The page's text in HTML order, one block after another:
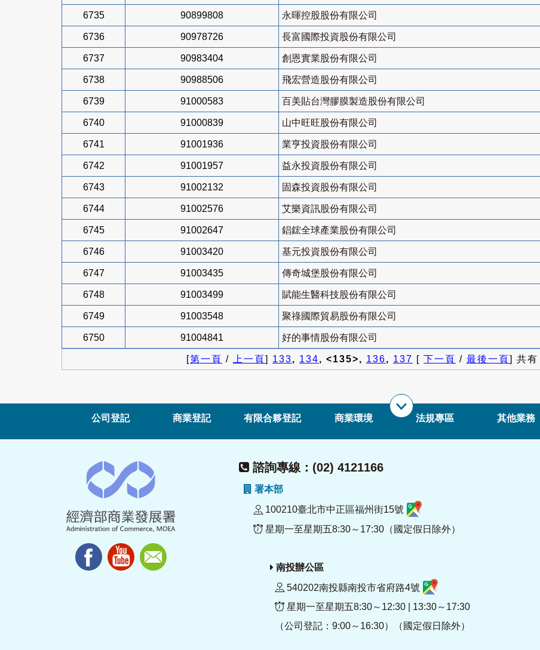
6735 90899808 永暉控股股份有限公司
6736 90978726 長富國際投資股份有限公司
6737 90983404 創恩實業股份有限公司
6738 90988506 飛宏營造股份有限公司
6739 91000583 百美貼台灣膠膜製造股份有限公司
6740 91000839 山中旺旺股份有限公司
6741 91001936 業亨投資股份有限公司
6742 91001957 益永投資股份有限公司
6743 91002132 固森投資股份有限公司
6744 91002576 艾樂資訊股份有限公司
6745 91002647 錩鋐全球產業股份有限公司
6746 91003420 基元投資股份有限公司
6747 91003435 傳奇城堡股份有限公司
6748 91003499 賦能生醫科技股份有限公司
6749 91003548 聚祿國際貿易股份有限公司
6750 91004841 好的事情股份有限公司
[第一頁 / 上一頁] 133, 134, <135>, 136, 137 [ 下一頁 / 最後一頁] 共有
公司登記 商業登記 有限合夥登記 商業環境 法規專區 其他業務
諮詢專線：(02) 4121166
署本部
100210臺北市中正區福州街15號
星期一至星期五8:30～17:30（國定假日除外）
南投辦公區
540202南投縣南投市省府路4號
星期一至星期五8:30～12:30 | 13:30～17:30
（公司登記：9:00～16:30）（國定假日除外）